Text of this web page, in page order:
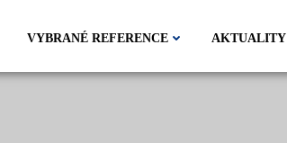
VYBRANÉ REFERENCE AKTUALITY